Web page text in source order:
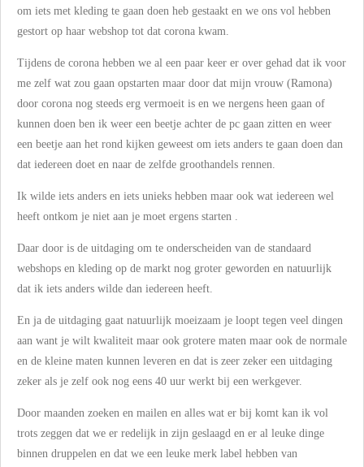
om iets met kleding te gaan doen heb gestaakt en we ons vol hebben
gestort op haar webshop tot dat corona kwam.
Tijdens de corona hebben we al een paar keer er over gehad dat ik voor
me zelf wat zou gaan opstarten maar door dat mijn vrouw (Ramona)
door corona nog steeds erg vermoeit is en we nergens heen gaan of
kunnen doen ben ik weer een beetje achter de pc gaan zitten en weer
een beetje aan het rond kijken geweest om iets anders te gaan doen dan
dat iedereen doet en naar de zelfde groothandels rennen.
Ik wilde iets anders en iets unieks hebben maar ook wat iedereen wel
heeft ontkom je niet aan je moet ergens starten .
Daar door is de uitdaging om te onderscheiden van de standaard
webshops en kleding op de markt nog groter geworden en natuurlijk
dat ik iets anders wilde dan iedereen heeft.
En ja de uitdaging gaat natuurlijk moeizaam je loopt tegen veel dingen
aan want je wilt kwaliteit maar ook grotere maten maar ook de normale
en de kleine maten kunnen leveren en dat is zeer zeker een uitdaging
zeker als je zelf ook nog eens 40 uur werkt bij een werkgever.
Door maanden zoeken en mailen en alles wat er bij komt kan ik vol
trots zeggen dat we er redelijk in zijn geslaagd en er al leuke dinge
binnen druppelen en dat we een leuke merk label hebben van